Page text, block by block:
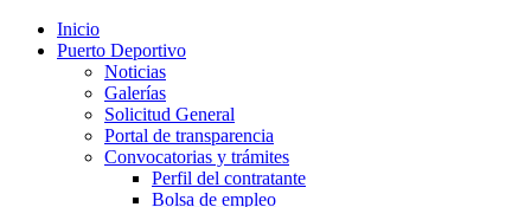
Inicio
Puerto Deportivo
Noticias
Galerías
Solicitud General
Portal de transparencia
Convocatorias y trámites
Perfil del contratante
Bolsa de empleo